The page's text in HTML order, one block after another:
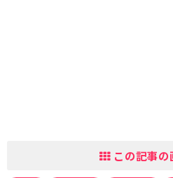
この記事